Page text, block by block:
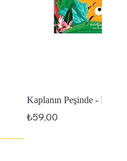
Kaplanın Peşinde -
Fiyat
₺59,00